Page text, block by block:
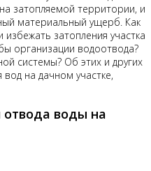
затопляемой территории, и
материальный ущерб. Как
затопления участка
организации водоотвода?
системы? Об этих и других
на дачном участке,
воды на